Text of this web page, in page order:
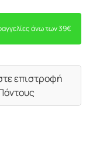
άνω των 39€
επιστροφή